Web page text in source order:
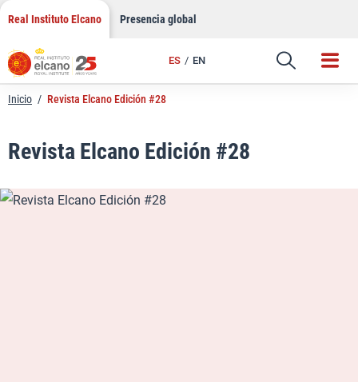
Saltar
contenido
Real Instituto Elcano Presencia global
ES EN
Enlace
Inicio / Revista Elcano Edición #28
Revista Elcano Edición #28